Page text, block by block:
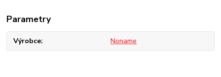
Parametry
Výrobce Noname